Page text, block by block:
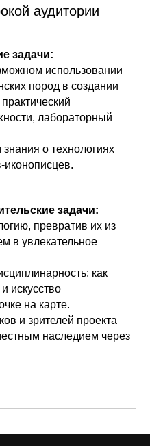
аудитории
задачи:
использовании
пород в создании
лабораторный
о технологиях
иконописцев.
задачи:
превратив их из
в увлекательное
как
искусство
на карте.
и зрителей проекта
наследием через